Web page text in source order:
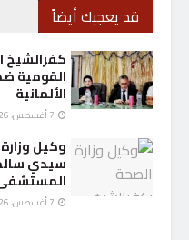
قد يعجبك أيضاً
كفرالشيخ
القومية
الألمانية
وكيل
سيدي